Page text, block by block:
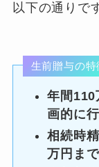
以下の通りで
生前贈与の特
年間110
画的に
相続時
万円ま